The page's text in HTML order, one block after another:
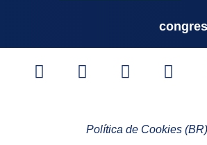
Política de Cookies (BR)